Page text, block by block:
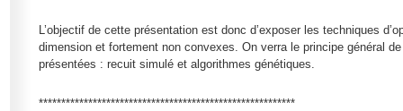
L’objectif de cette présentation est donc d’exposer les techniques
dimension et fortement non convexes. On verra le principe général
présentées : recuit simulé et algorithmes génétiques.
*********************************************************